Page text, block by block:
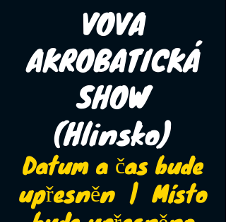
VOVA
AKROBATICKÁ
SHOW
(Hlinsko)
Datum a čas bude
upřesněn
  |
Místo